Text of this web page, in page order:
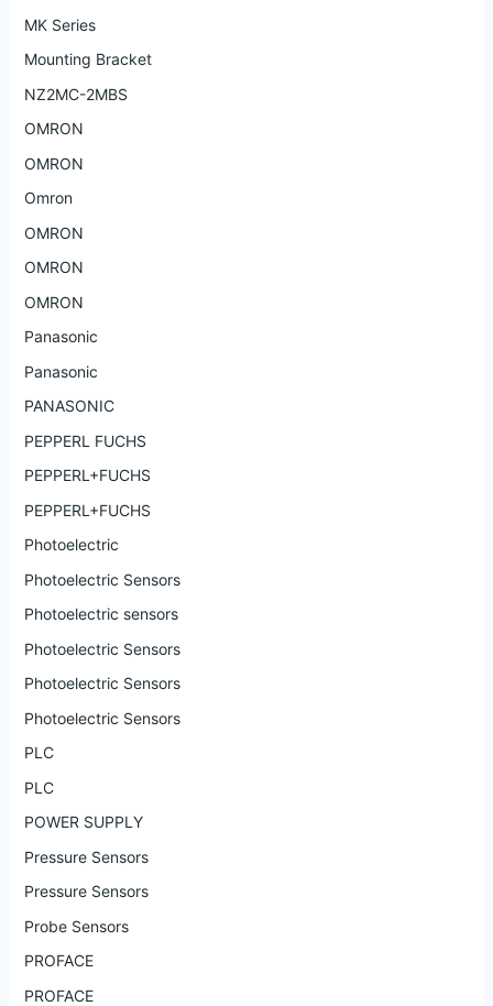
MK Series
Mounting Bracket
NZ2MC-2MBS
OMRON
OMRON
Omron
OMRON
OMRON
OMRON
Panasonic
Panasonic
PANASONIC
PEPPERL FUCHS
PEPPERL+FUCHS
PEPPERL+FUCHS
Photoelectric
Photoelectric Sensors
Photoelectric sensors
Photoelectric Sensors
Photoelectric Sensors
Photoelectric Sensors
PLC
PLC
POWER SUPPLY
Pressure Sensors
Pressure Sensors
Probe Sensors
PROFACE
PROFACE